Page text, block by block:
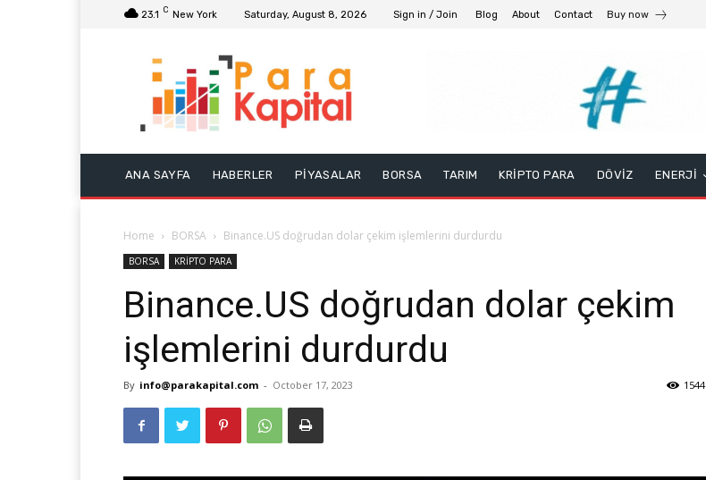
23.1 C New York Saturday, August 8, 2026 Sign in / Join Blog About Contact Buy now
ANA SAYFA HABERLER PİYASALAR BORSA TARIM KRİPTO PARA DÖVİZ ENERJİ
Home BORSA Binance.US doğrudan dolar çekim işlemlerini durdurdu
BORSA KRİPTO PARA
Binance.US doğrudan dolar çekim
işlemlerini durdurdu
By info@parakapital.com - October 17, 2023 1544